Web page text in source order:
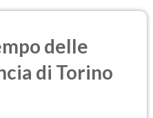
delle
di Torino